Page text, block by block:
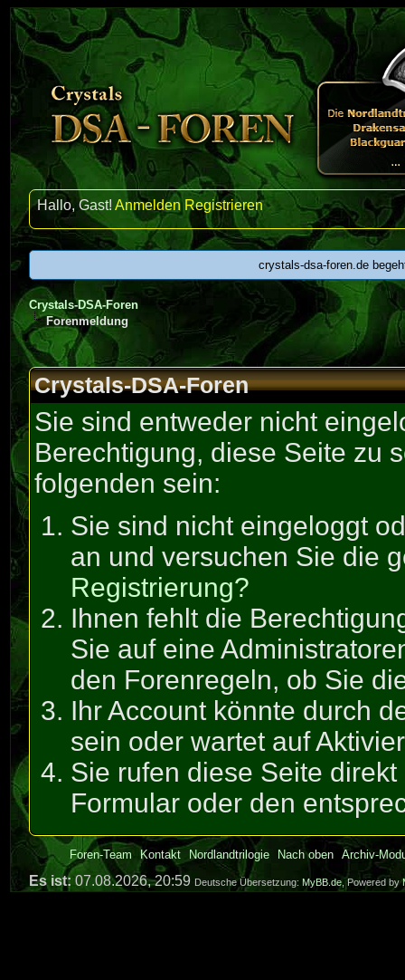
Hallo, Gast!Anmelden Registrieren
crystals-dsa-foren.de
Crystals-DSA-Foren
Forenmeldung
Crystals-DSA-Foren
Sie sind entweder nicht
Berechtigung, diese Seite zu
folgenden sein:
Sie sind nicht eingeloggt
an und versuchen Sie die
Registrierung?
Ihnen fehlt die
Sie auf eine
den Forenregeln, ob Sie
Ihr Account könnte durch
sein oder wartet auf
Sie rufen diese Seite
Formular oder den
Foren-Team Kontakt Nordlandtrilogie Nach oben Archiv-
Es ist: 07.08.2026, 20:59 Deutsche Übersetzung: MyBB.de, Powered by